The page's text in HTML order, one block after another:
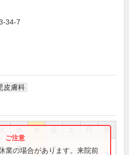
34-7
皮膚科
祝
● ● ●
業の場合があります。来院前